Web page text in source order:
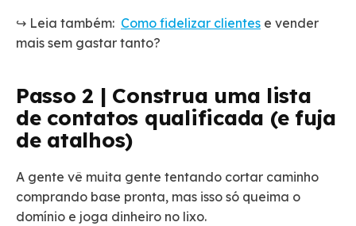
↪️ Leia também: Como fidelizar clientes e vender
mais sem gastar tanto?
Passo 2 | Construa uma lista
de contatos qualificada (e fuja
de atalhos)
A gente vê muita gente tentando cortar caminho
comprando base pronta, mas isso só queima o
domínio e joga dinheiro no lixo.